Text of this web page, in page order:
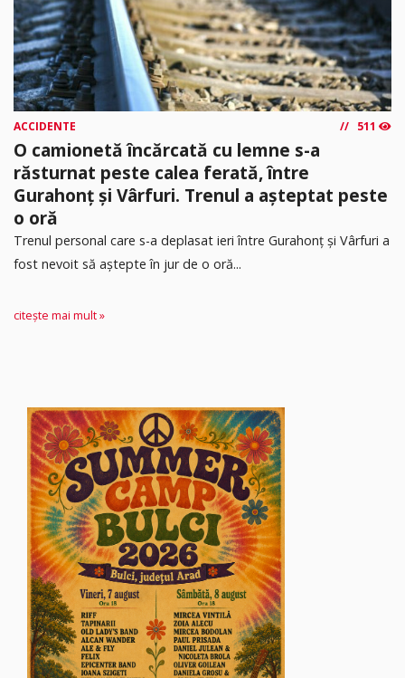
ACCIDENTE 511
O camionetă încărcată cu lemne s-a
răsturnat peste calea ferată, între
Gurahonț și Vârfuri. Trenul a așteptat peste
o oră
Trenul personal care s-a deplasat ieri între Gurahonț și Vârfuri a
fost nevoit să aștepte în jur de o oră...
citește mai mult »